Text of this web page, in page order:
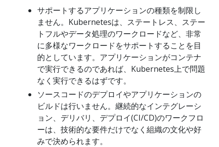
サポートするアプリケーションの種類を制限し
ません。Kubernetesは、ステートレス、ステー
トフルやデータ処理のワークロードなど、非常
に多様なワークロードをサポートすることを目
的としています。アプリケーションがコンテナ
で実行できるのであれば、Kubernetes上で問題
なく実行できるはずです。
ソースコードのデプロイやアプリケーションの
ビルドは行いません。継続的なインテグレーシ
ョン、デリバリ、デプロイ(CI/CD)のワークフロ
ーは、技術的な要件だけでなく組織の文化や好
みで決められます。